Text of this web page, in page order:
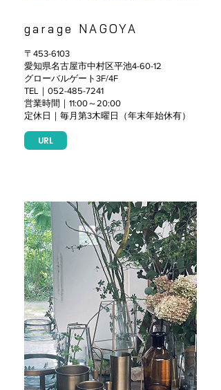
garage NAGOYA
〒453-6103
愛知県名古屋市中村区平池4-60-12
グローバルゲート3F/4F
TEL｜052-485-7241
営業時間｜11:00～20:00
定休日｜毎月第3木曜日（年末年始休有）
URL